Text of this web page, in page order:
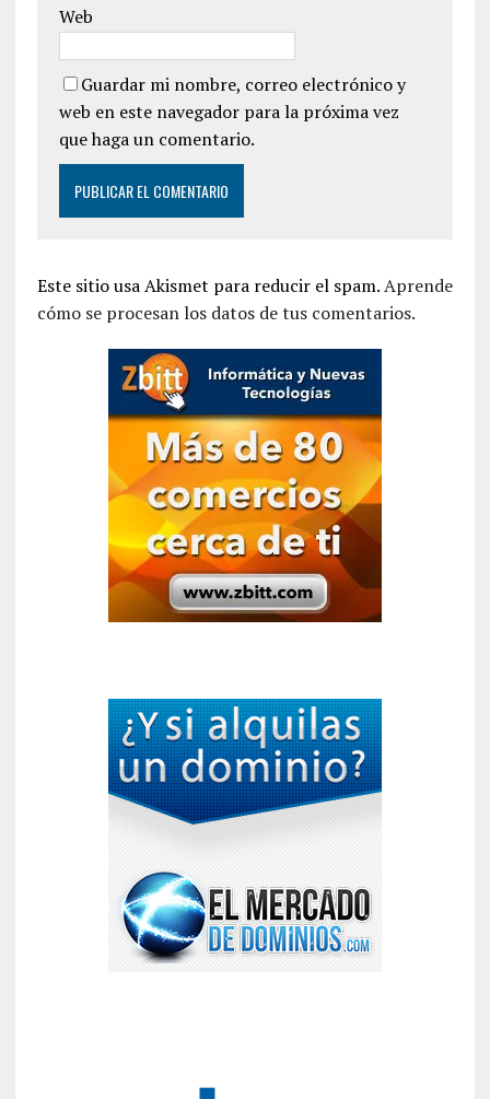
Web
Guardar mi nombre, correo electrónico y
web en este navegador para la próxima vez
que haga un comentario.
Este sitio usa Akismet para reducir el spam.Aprende
cómo se procesan los datos de tus comentarios.